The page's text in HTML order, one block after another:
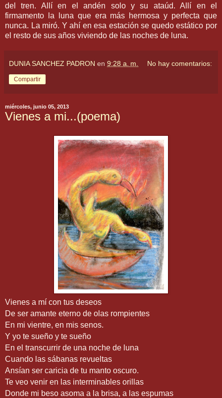
del tren. Allí en el andén solo y su ataúd. Allí en el
firmamento la luna que era más hermosa y perfecta que
nunca. La miró. Y ahí en esa estación se quedo estático por
el resto de sus años viviendo de las noches de luna.
DUNIA SANCHEZ PADRON en 9:28 a. m. No hay comentarios:
Compartir
miércoles, junio 05, 2013
Vienes a mi...(poema)
Vienes a mí con tus deseos
De ser amante eterno de olas rompientes
En mi vientre, en mis senos.
Y yo te sueño y te sueño
En el transcurrir de una noche de luna
Cuando las sábanas revueltas
Ansían ser caricia de tu manto oscuro.
Te veo venir en las interminables orillas
Donde mi beso asoma a la brisa, a las espumas